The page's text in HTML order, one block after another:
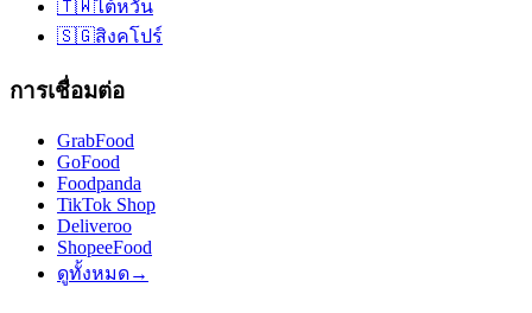
🇹🇼ไต้หวัน
🇸🇬สิงคโปร์
การเชื่อมต่อ
GrabFood
GoFood
Foodpanda
TikTok Shop
Deliveroo
ShopeeFood
ดูทั้งหมด→